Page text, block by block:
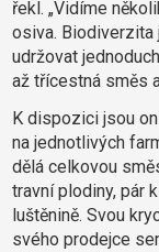
řekl. „Vidíme
osiva. Biodiverzita
udržovat
až třícestná směs
K dispozici jsou
na jednotlivých
dělá celkovou
travní plodiny, pár
luštěnině. Svou
svého prodejce